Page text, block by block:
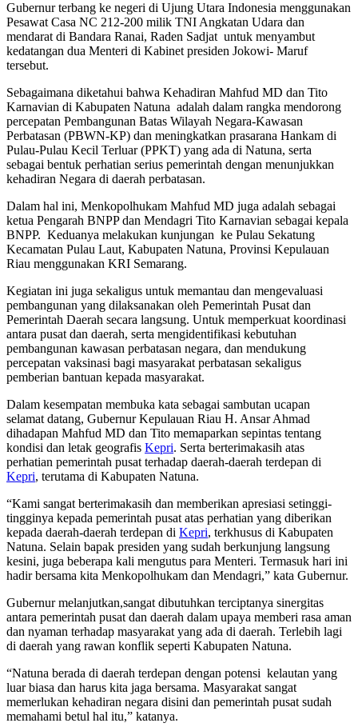
Gubernur terbang ke negeri di Ujung Utara Indonesia menggunakan
Pesawat Casa NC 212-200 milik TNI Angkatan Udara dan
mendarat di Bandara Ranai, Raden Sadjat untuk menyambut
kedatangan dua Menteri di Kabinet presiden Jokowi- Maruf
tersebut.
Sebagaimana diketahui bahwa Kehadiran Mahfud MD dan Tito
Karnavian di Kabupaten Natuna adalah dalam rangka mendorong
percepatan Pembangunan Batas Wilayah Negara-Kawasan
Perbatasan (PBWN-KP) dan meningkatkan prasarana Hankam di
Pulau-Pulau Kecil Terluar (PPKT) yang ada di Natuna, serta
sebagai bentuk perhatian serius pemerintah dengan menunjukkan
kehadiran Negara di daerah perbatasan.
Dalam hal ini, Menkopolhukam Mahfud MD juga adalah sebagai
ketua Pengarah BNPP dan Mendagri Tito Karnavian sebagai kepala
BNPP. Keduanya melakukan kunjungan ke Pulau Sekatung
Kecamatan Pulau Laut, Kabupaten Natuna, Provinsi Kepulauan
Riau menggunakan KRI Semarang.
Kegiatan ini juga sekaligus untuk memantau dan mengevaluasi
pembangunan yang dilaksanakan oleh Pemerintah Pusat dan
Pemerintah Daerah secara langsung. Untuk memperkuat koordinasi
antara pusat dan daerah, serta mengidentifikasi kebutuhan
pembangunan kawasan perbatasan negara, dan mendukung
percepatan vaksinasi bagi masyarakat perbatasan sekaligus
pemberian bantuan kepada masyarakat.
Dalam kesempatan membuka kata sebagai sambutan ucapan
selamat datang, Gubernur Kepulauan Riau H. Ansar Ahmad
dihadapan Mahfud MD dan Tito memaparkan sepintas tentang
kondisi dan letak geografis Kepri. Serta berterimakasih atas
perhatian pemerintah pusat terhadap daerah-daerah terdepan di
Kepri, terutama di Kabupaten Natuna.
“Kami sangat berterimakasih dan memberikan apresiasi setinggi-
tingginya kepada pemerintah pusat atas perhatian yang diberikan
kepada daerah-daerah terdepan di Kepri, terkhusus di Kabupaten
Natuna. Selain bapak presiden yang sudah berkunjung langsung
kesini, juga beberapa kali mengutus para Menteri. Termasuk hari ini
hadir bersama kita Menkopolhukam dan Mendagri,” kata Gubernur.
Gubernur melanjutkan,sangat dibutuhkan terciptanya sinergitas
antara pemerintah pusat dan daerah dalam upaya memberi rasa aman
dan nyaman terhadap masyarakat yang ada di daerah. Terlebih lagi
di daerah yang rawan konflik seperti Kabupaten Natuna.
“Natuna berada di daerah terdepan dengan potensi kelautan yang
luar biasa dan harus kita jaga bersama. Masyarakat sangat
memerlukan kehadiran negara disini dan pemerintah pusat sudah
memahami betul hal itu,” katanya.